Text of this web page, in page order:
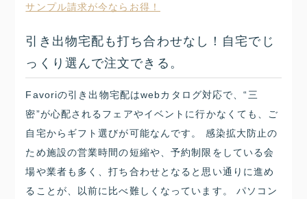
サンプル請求が今ならお得！
引き出物宅配も打ち合わせなし！自宅でじ
っくり選んで注文できる。
Favoriの引き出物宅配はwebカタログ対応で、“三
密”が心配されるフェアやイベントに行かなくても、ご
自宅からギフト選びが可能なんです。 感染拡大防止の
ため施設の営業時間の短縮や、予約制限をしている会
場や業者も多く、打ち合わせとなると思い通りに進め
ることが、以前に比べ難しくなっています。 パソコン